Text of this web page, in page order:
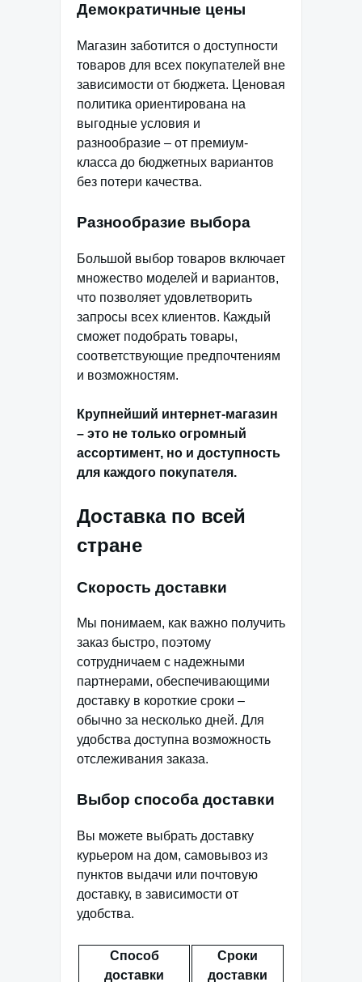
Демократичные цены
Магазин заботится о доступности
товаров для всех покупателей вне
зависимости от бюджета. Ценовая
политика ориентирована на
выгодные условия и
разнообразие – от премиум-
класса до бюджетных вариантов
без потери качества.
Разнообразие выбора
Большой выбор товаров включает
множество моделей и вариантов,
что позволяет удовлетворить
запросы всех клиентов. Каждый
сможет подобрать товары,
соответствующие предпочтениям
и возможностям.
Крупнейший интернет-магазин
– это не только огромный
ассортимент, но и доступность
для каждого покупателя.
Доставка по всей
стране
Скорость доставки
Мы понимаем, как важно получить
заказ быстро, поэтому
сотрудничаем с надежными
партнерами, обеспечивающими
доставку в короткие сроки –
обычно за несколько дней. Для
удобства доступна возможность
отслеживания заказа.
Выбор способа доставки
Вы можете выбрать доставку
курьером на дом, самовывоз из
пунктов выдачи или почтовую
доставку, в зависимости от
удобства.
Способ
доставки
Сроки
доставки